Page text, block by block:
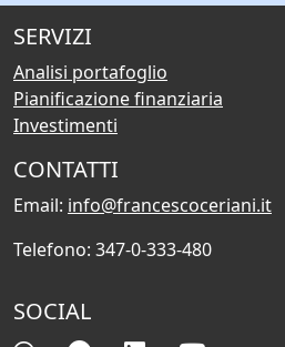
SERVIZI
Analisi portafoglio
Pianificazione finanziaria
Investimenti
CONTATTI
Email: info@francescoceriani.it
Telefono: 347-0-333-480
SOCIAL